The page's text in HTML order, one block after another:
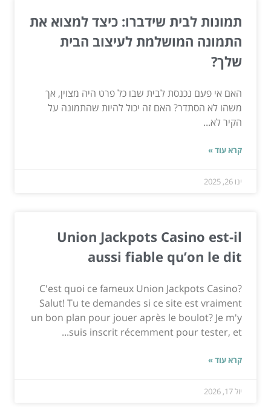
תמונות לבית שידברו: כיצד למצוא את
התמונה המושלמת לעיצוב הבית
שלך?
האם אי פעם נכנסת לבית שבו כל פרט היה מצוין, אך
משהו לא הסתדר? האם זה יכול להיות שהתמונה על
הקיר לא...
קרא עוד »
ינו 26, 2025
Union Jackpots Casino est-il
aussi fiable qu’on le dit
C'est quoi ce fameux Union Jackpots Casino?
Salut! Tu te demandes si ce site est vraiment
un bon plan pour jouer après le boulot? Je m'y
suis inscrit récemment pour tester, et...
קרא עוד »
יול 17, 2026